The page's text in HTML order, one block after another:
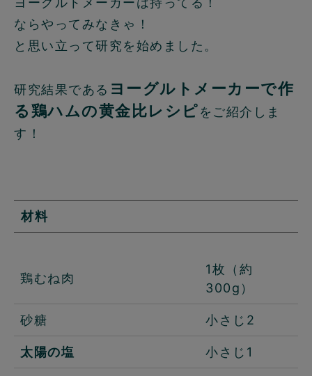
ならやってみなきゃ！
と思い立って研究を始めました。
研究結果である ヨーグルトメーカーで作
る鶏ハムの黄金比レシピをご紹介しま
す！
材料
鶏むね肉
1枚（約
300g）
砂糖 小さじ2
太陽の塩 小さじ1